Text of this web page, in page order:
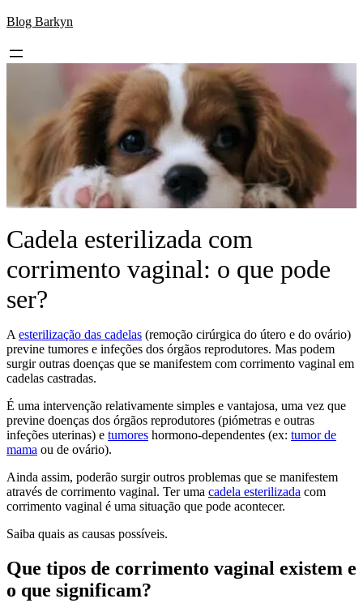
Skip
content
Blog Barkyn
Cadela esterilizada com
corrimento vaginal: o que pode
ser?
A esterilização das cadelas (remoção cirúrgica do útero e do ovário)
previne tumores e infeções dos órgãos reprodutores. Mas podem
surgir outras doenças que se manifestem com corrimento vaginal em
cadelas castradas.
É uma intervenção relativamente simples e vantajosa, uma vez que
previne doenças dos órgãos reprodutores (piómetras e outras
infeções uterinas) e tumores hormono-dependentes (ex: tumor de
mama ou de ovário).
Ainda assim, poderão surgir outros problemas que se manifestem
através de corrimento vaginal. Ter uma cadela esterilizada com
corrimento vaginal é uma situação que pode acontecer.
Saiba quais as causas possíveis.
Que tipos de corrimento vaginal existem e
o que significam?